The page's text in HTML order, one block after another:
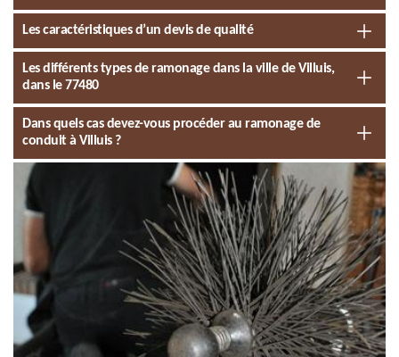
Les caractéristiques d’un devis de qualité
Les différents types de ramonage dans la ville de Villuis,
dans le 77480
Dans quels cas devez-vous procéder au ramonage de
conduit à Villuis ?